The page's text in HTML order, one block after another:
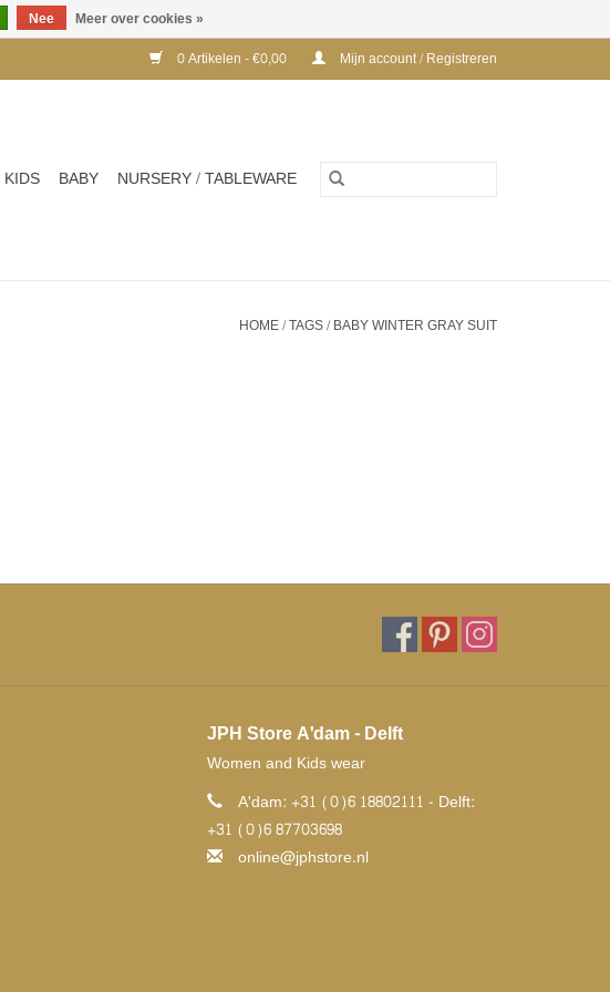
0 Artikelen - €0,00 Mijn account / Registreren
KIDS BABY NURSERY / TABLEWARE
HOME/TAGS/BABY WINTER GRAY SUIT
JPH Store A'dam - Delft
Women and Kids wear
A'dam: +31 (0)6 18802111 - Delft:
+31 (0)6 87703698
online@jphstore.nl
Nee Meer over cookies »